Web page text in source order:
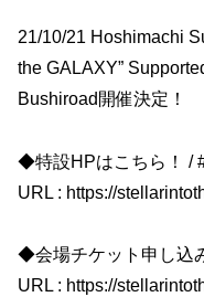
21/10/21 Hoshimachi
the GALAXY”
Bushiroad開催決定！
◆特設HPはこちら！ /
URL : https://
◆会場チケット申し込
URL : https://